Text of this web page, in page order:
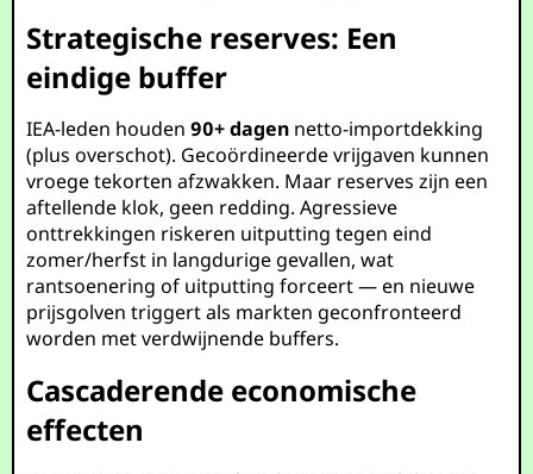
Strategische reserves: Een
eindige buffer
IEA-leden houden90+ dagen netto-importdekking
(plus overschot). Gecoördineerde vrijgaven kunnen
vroege tekorten afzwakken. Maar reserves zijn een
aftellende klok, geen redding. Agressieve
onttrekkingen riskeren uitputting tegen eind
zomer/herfst in langdurige gevallen, wat
rantsoenering of uitputting forceert — en nieuwe
prijsgolven triggert als markten geconfronteerd
worden met verdwijnende buffers.
Cascaderende economische
effecten